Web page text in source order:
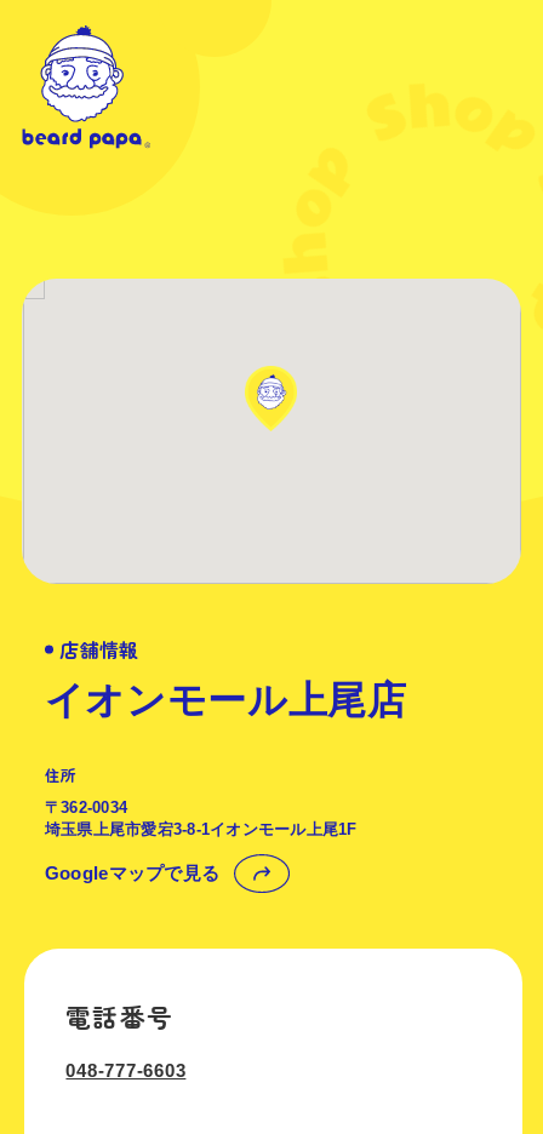
店舗情報
イオンモール上尾店
住所
〒362-0034
埼玉県上尾市愛宕3-8-1イオンモール上尾1F
Googleマップで見る
電話番号
048-777-6603